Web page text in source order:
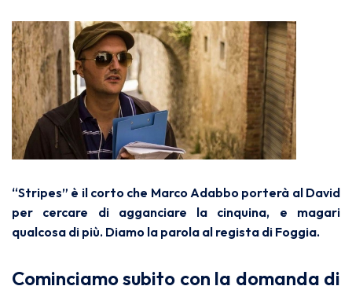
“Stripes” è il corto che Marco Adabbo porterà al David
per cercare di agganciare la cinquina, e magari
qualcosa di più. Diamo la parola al regista di Foggia.
Cominciamo subito con la domanda di